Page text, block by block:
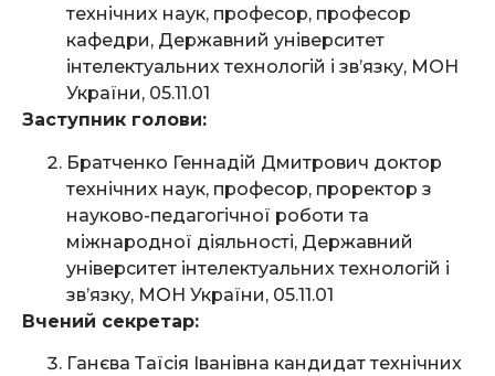
технічних наук, професор, професор
кафедри, Державний університет
інтелектуальних технологій і зв’язку, МОН
України, 05.11.01
Заступник голови:
Братченко Геннадій Дмитрович доктор
технічних наук, професор, проректор з
науково-педагогічної роботи та
міжнародної діяльності, Державний
університет інтелектуальних технологій і
зв’язку, МОН України, 05.11.01
Вчений секретар:
Ганєва Таїсія Іванівна кандидат технічних